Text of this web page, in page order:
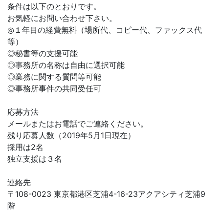
条件は以下のとおりです。
お気軽にお問い合わせ下さい。
◎１年目の経費無料（場所代、コピー代、ファックス代
等）
◎秘書等の支援可能
◎事務所の名称は自由に選択可能
◎業務に関する質問等可能
◎事務所事件の共同受任可
応募方法
メールまたはお電話でご連絡ください。
残り応募人数（2019年5月1日現在）
採用は2名
独立支援は３名
連絡先
〒108-0023 東京都港区芝浦4-16-23アクアシティ芝浦9
階